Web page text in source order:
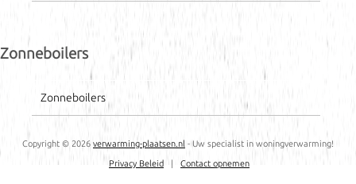
Zonneboilers
Zonneboilers
Copyright © 2026 verwarming-plaatsen.nl - Uw specialist in woningverwarming!
Privacy Beleid | Contact opnemen